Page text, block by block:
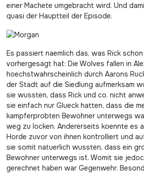
einer Machete umgebracht wird. Und
quasi der Hauptteil der Episode.
Es passiert naemlich das, was Rick
vorhergesagt hat: Die Wolves fallen in
hoechstwahrscheinlich durch Aarons
der Stadt auf die Siedlung aufmerksam
sie wussten, dass Rick und co. nicht
sie einfach nur Glueck hatten, dass die
kampferprobten Bewohner unterwegs
weg zu locken. Andererseits koennte es
Horde zuvor von ihnen kontrolliert und
sie somit natuerlich wussten, dass ein
Bewohner unterwegs ist. Womit sie
gerechnet haben war Gegenwehr.